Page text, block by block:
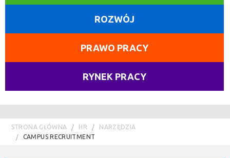
ROZWÓJ
PRAWO PRACY
RYNEK PRACY
STRONA GŁÓWNA HR
NARZĘDZIA
CAMPUS RECRUITMENT